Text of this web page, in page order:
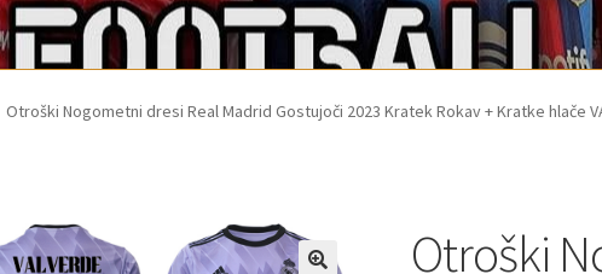
račun Trgovina Zaključek nakupa
Otroški Nogometni dresi Real Madrid Gostujoči 2023 Kratek Rokav + Kratke hlače
Otroški